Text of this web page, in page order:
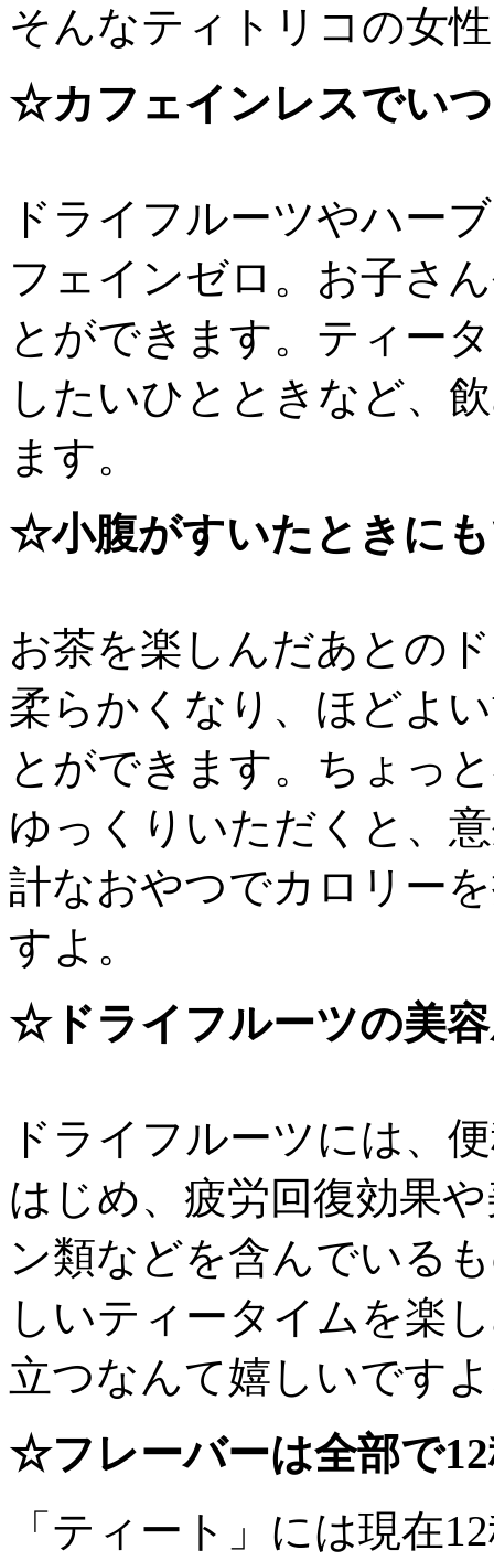
そんなティトリコの女
☆カフェインレスでい
ドライフルーツやハー
フェインゼロ。お子さ
とができます。ティー
したいひとときなど、
ます。
☆小腹がすいたときに
お茶を楽しんだあとの
柔らかくなり、ほどよ
とができます。ちょっ
ゆっくりいただくと、
計なおやつでカロリー
すよ。
☆ドライフルーツの美
ドライフルーツには、
はじめ、疲労回復効果
ン類などを含んでいる
しいティータイムを楽
立つなんて嬉しいです
☆フレーバーは全部で
「ティート」には現在